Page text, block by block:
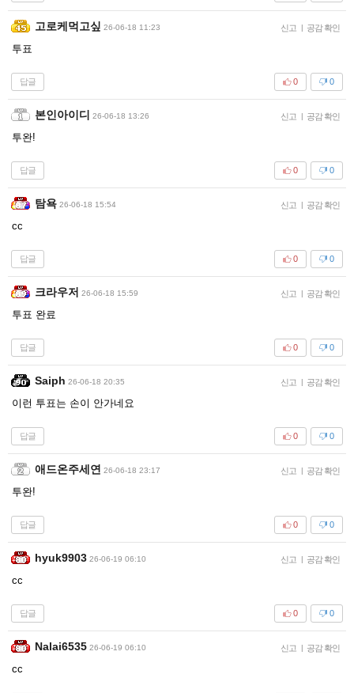
고로케먹고싶 26-06-18 11:23 신고 | 공감 확인
투표
답글 0
0
본인아이디 26-06-18 13:26 신고 | 공감 확인
투완!
답글 0
0
탐욕 26-06-18 15:54 신고 | 공감 확인
cc
답글 0
0
크라우저 26-06-18 15:59 신고 | 공감 확인
투표 완료
답글 0
0
Saiph 26-06-18 20:35 신고 | 공감 확인
이런 투표는 손이 안가네요
답글 0
0
애드온주세연 26-06-18 23:17 신고 | 공감 확인
투완!
답글 0
0
hyuk9903 26-06-19 06:10 신고 | 공감 확인
cc
답글 0
0
Nalai6535 26-06-19 06:10 신고 | 공감 확인
cc